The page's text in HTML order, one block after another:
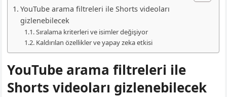
YouTube arama filtreleri ile Shorts videoları
gizlenebilecek
Sıralama kriterleri ve isimler değişiyor
Kaldırılan özellikler ve yapay zeka etkisi
YouTube arama filtreleri ile
Shorts videoları gizlenebilecek